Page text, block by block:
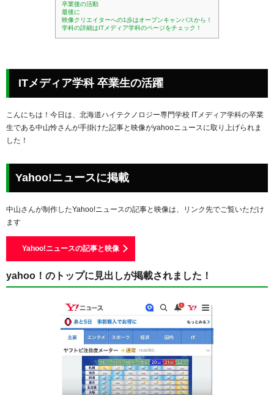
卒業後の活動
最後に
映像クリエイターへの1歩はオープンキャンパスから！
学科の詳細はITメディア学科のページをチェック！
ITメディア学科 卒業生の活躍
こんにちは！今日は、北海道ハイテクノロジー専門学校 ITメディア学科の卒業
生である中山怜さんが手掛けた記事と映像がyahooニュースに取り上げられま
した！
Yahoo!ニュースに掲載
中山さんが制作したYahoo!ニュースの記事と映像は、リンク先でご覧いただけ
ます
Yahoo!ニュースの記事と映像
yahoo！のトップに見出しが掲載されました！